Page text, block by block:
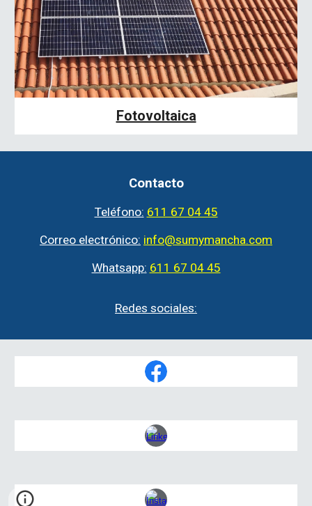
Fotovoltaica
Contacto
Teléfono: 611 67 04 45
Correo electrónico: info@sumymancha.com
Whatsapp: 611 67 04 45
Redes sociales: